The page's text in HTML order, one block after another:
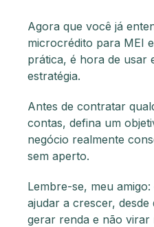
Agora que você já
microcrédito para MEI
prática, é hora de usar
estratégia.
Antes de contratar
contas, defina um
negócio realmente
sem aperto.
Lembre-se, meu
ajudar a crescer, desde
gerar renda e não virar